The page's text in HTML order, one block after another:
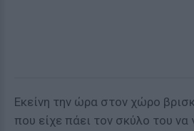
Εκείνη την ώρα στον χώρο
που είχε πάει τον σκύλο του να